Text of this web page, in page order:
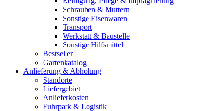
Schrauben & Muttern
Sonstige Eisenwaren
Transport
Werkstatt & Baustelle
Sonstige Hilfsmittel
Bestseller
Gartenkatalog
Anlieferung & Abholung
Standorte
Liefergebiet
Anlieferkosten
Fuhrpark & Logistik